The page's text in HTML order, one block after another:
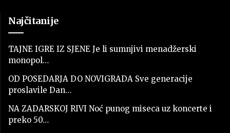
Najčitanije
TAJNE IGRE IZ SJENE Je li sumnjivi menadžerski
monopol…
OD POSEDARJA DO NOVIGRADA Sve generacije
proslavile Dan…
NA ZADARSKOJ RIVI Noć punog miseca uz koncerte i
preko 50…